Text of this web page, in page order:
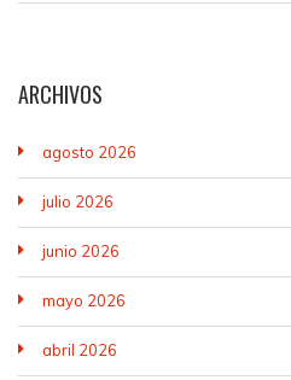
ARCHIVOS
agosto 2026
julio 2026
junio 2026
mayo 2026
abril 2026